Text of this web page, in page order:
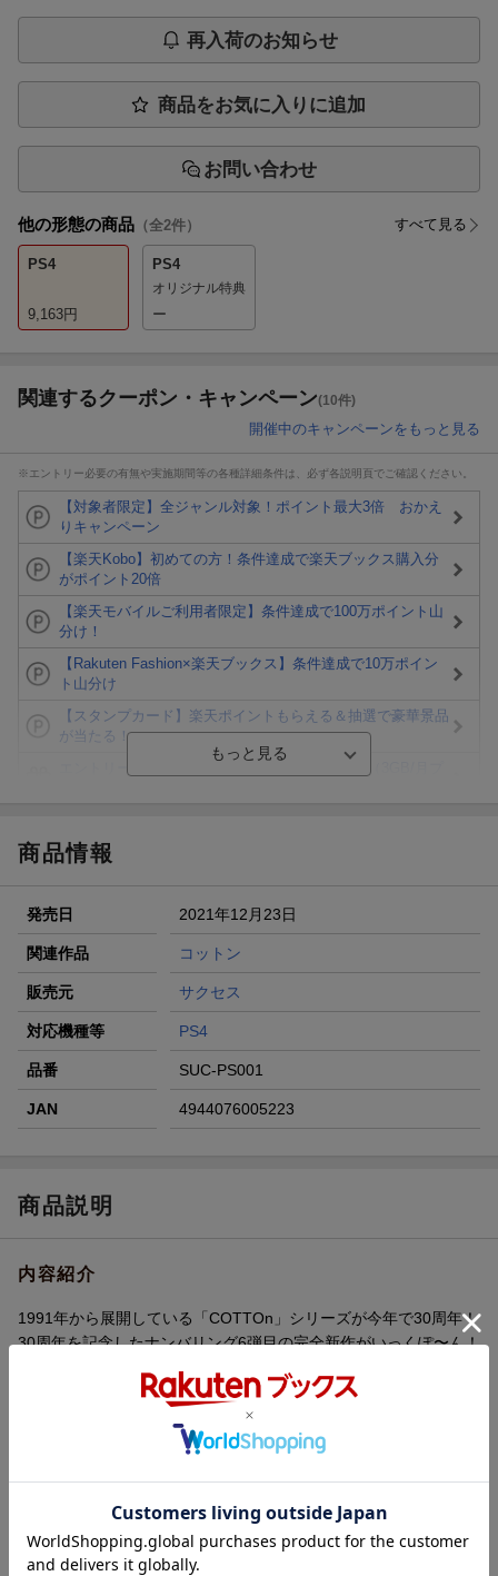
再入荷のお知らせ
商品をお気に入りに追加
お問い合わせ
他の形態の商品 （全2件） すべて見る
PS4
9,163円
PS4
オリジナル特典
ー
関連するクーポン・キャンペーン(10件)
開催中のキャンペーンをもっと見る
※エントリー必要の有無や実施期間等の各種詳細条件は、必ず各説明頁でご確認ください。
【対象者限定】全ジャンル対象！ポイント最大3倍 おかえ
りキャンペーン
【楽天Kobo】初めての方！条件達成で楽天ブックス購入分
がポイント20倍
【楽天モバイルご利用者限定】条件達成で100万ポイント山
分け！
【Rakuten Fashion×楽天ブックス】条件達成で10万ポイン
ト山分け
【スタンプカード】楽天ポイントもらえる＆抽選で豪華景品
が当たる！
進呈
エントリー＆条件達成で『鬼滅の刃』オリジナルきんちゃく
袋が当たる！
【楽天24】日用品の楽天24と楽天ブックス買いまわりでク
ーポン★
商品情報
発売日 2021年12月23日
関連作品 コットン
販売元 サクセス
対応機種等 PS4
品番 SUC-PS001
JAN 4944076005223
商品説明
内容紹介
1991年から展開している「COTTOn」シリーズが今年で30周年！
30周年を記念したナンバリング6弾目の完全新作がいっくぽ〜ん！
魅力的なキャラクターが多数参戦！
お馴染み「COTTOn」シリーズのキャラ以外に、
「能力の違うキャラクター×多彩なステージ」